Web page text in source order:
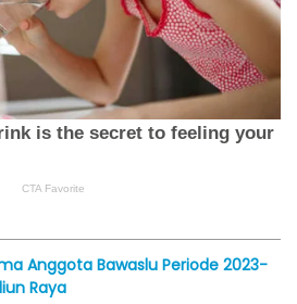
Anggota Bawaslu Periode 2023-
Raya